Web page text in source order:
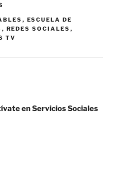
, ESCUELA DE
, REDES SOCIALES ,
TV
en Servicios Sociales